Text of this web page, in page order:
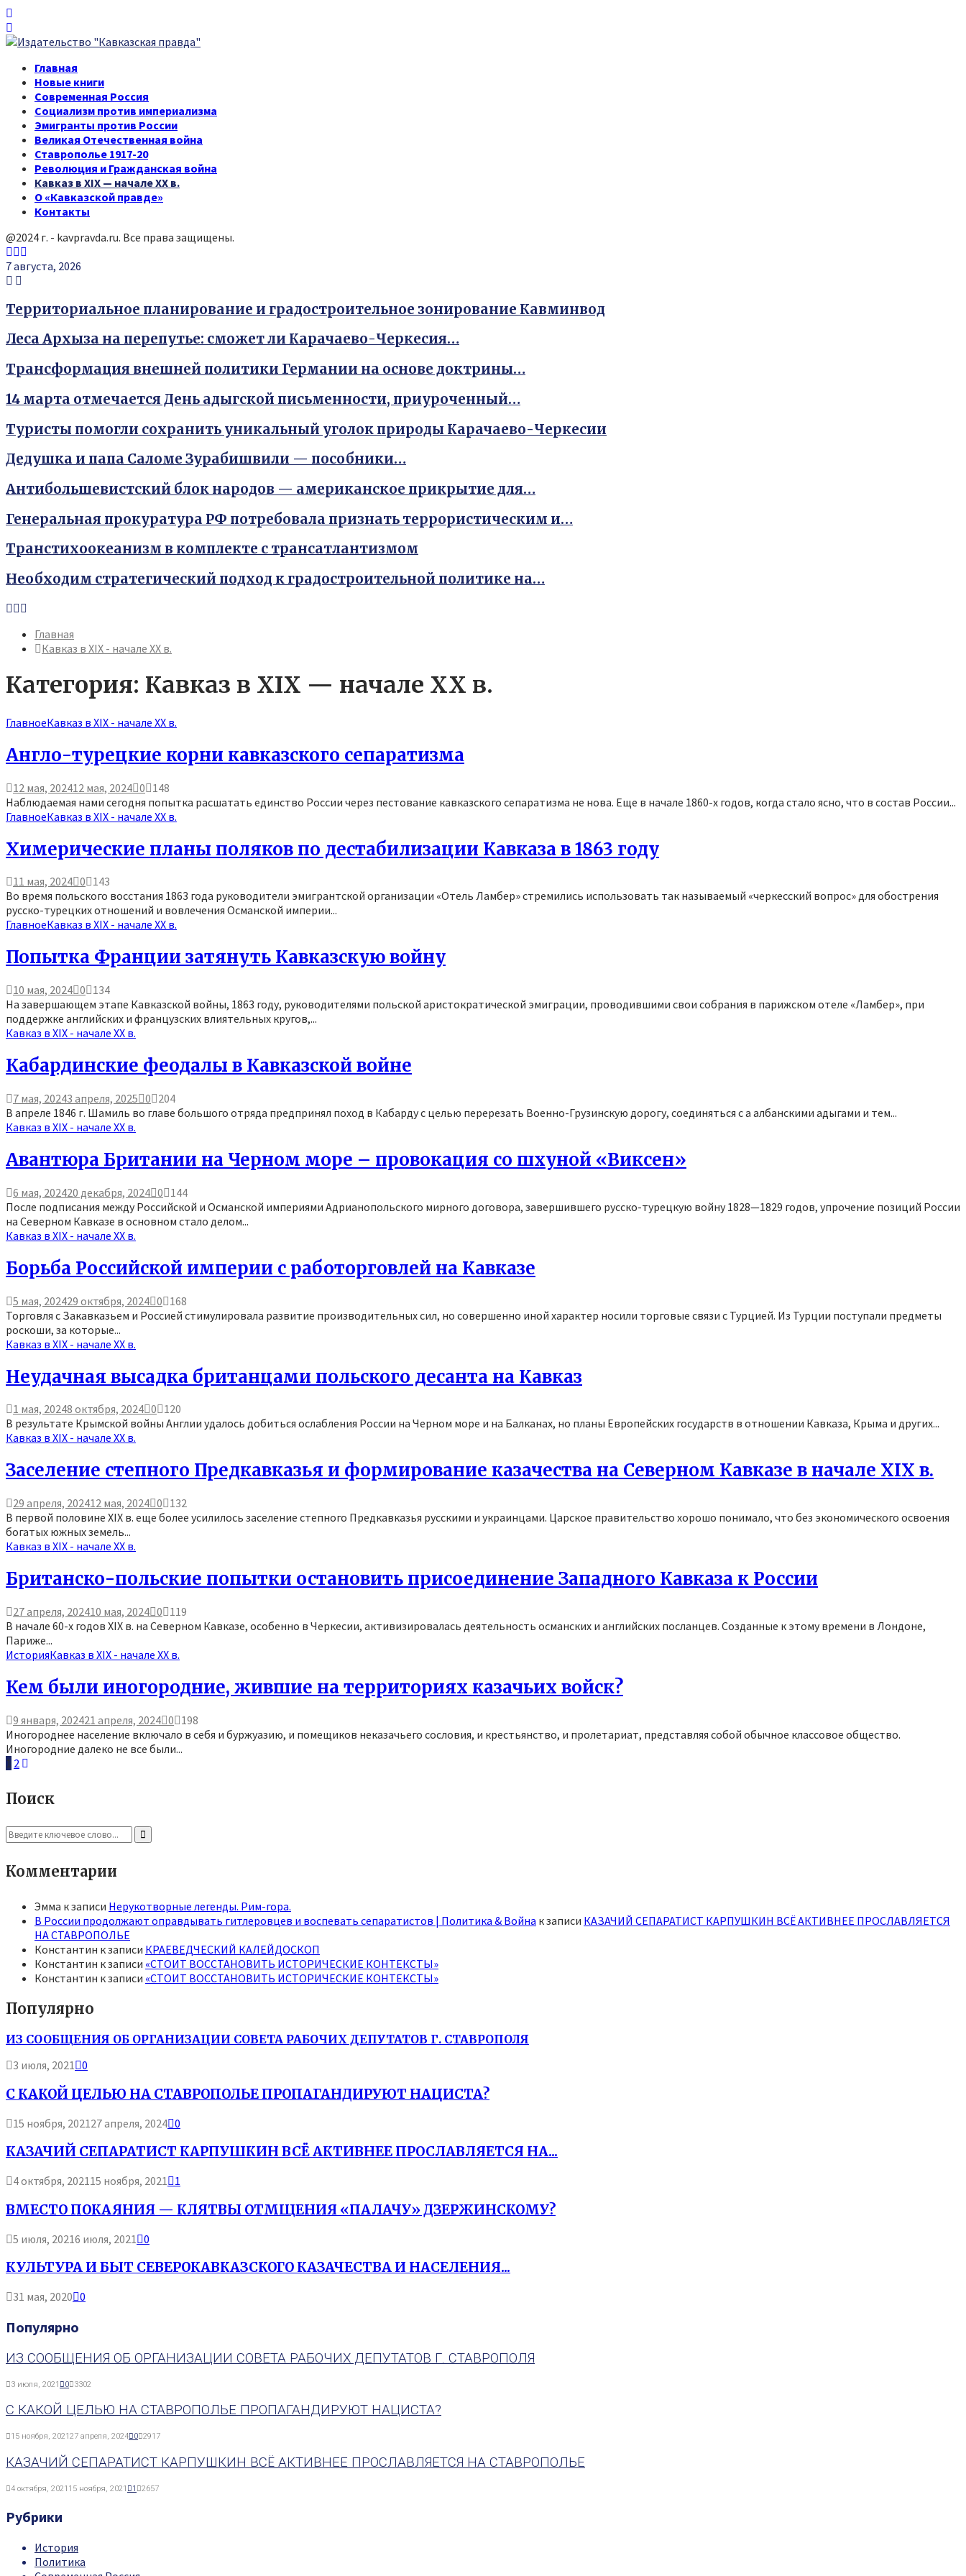
Главная
Новые книги
Современная Россия
Социализм против империализма
Эмигранты против России
Великая Отечественная война
Ставрополье 1917-20
Революция и Гражданская война
Кавказ в XIX — начале XX в.
О «Кавказской правде»
Контакты
@2024 г. - kavpravda.ru. Все права защищены.
Youtube
Vk
7 августа, 2026
Территориальное планирование и градостроительное зонирование Кавминвод
Леса Архыза на перепутье: сможет ли Карачаево-Черкесия…
Трансформация внешней политики Германии на основе доктрины…
14 марта отмечается День адыгской письменности, приуроченный…
Туристы помогли сохранить уникальный уголок природы Карачаево-Черкесии
Дедушка и папа Саломе Зурабишвили — пособники…
Антибольшевистский блок народов — американское прикрытие для…
Генеральная прокуратура РФ потребовала признать террористическим и…
Транстихоокеанизм в комплекте с трансатлантизмом
Необходим стратегический подход к градостроительной политике на…
Youtube
Vk
Главная
Кавказ в XIX - начале XX в.
Категория: Кавказ в XIX — начале XX в.
ГлавноеКавказ в XIX - начале XX в.
Англо-турецкие корни кавказского сепаратизма
12 мая, 202412 мая, 2024 0 148
Наблюдаемая нами сегодня попытка расшатать единство России через пестование кавказского сепаратизма не нова. Еще в начале 1860-х годов, когда стало ясно, что в состав России...
ГлавноеКавказ в XIX - начале XX в.
Химерические планы поляков по дестабилизации Кавказа в 1863 году
11 мая, 2024 0 143
Во время польского восстания 1863 года руководители эмигрантской организации «Отель Ламбер» стремились использовать так называемый «черкесский вопрос» для обострения
русско-турецких отношений и вовлечения Османской империи...
ГлавноеКавказ в XIX - начале XX в.
Попытка Франции затянуть Кавказскую войну
10 мая, 2024 0 134
На завершающем этапе Кавказской войны, 1863 году, руководителями польской аристократической эмиграции, проводившими свои собрания в парижском отеле «Ламбер», при
поддержке английских и французских влиятельных кругов,...
Кавказ в XIX - начале XX в.
Кабардинские феодалы в Кавказской войне
7 мая, 20243 апреля, 2025 0 204
В апреле 1846 г. Шамиль во главе большого отряда предпринял поход в Кабарду с целью перерезать Военно-Грузинскую дорогу, соединяться с а албанскими адыгами и тем...
Кавказ в XIX - начале XX в.
Авантюра Британии на Черном море – провокация со шхуной «Виксен»
6 мая, 202420 декабря, 2024 0 144
После подписания между Российской и Османской империями Адрианопольского мирного договора, завершившего русско-турецкую войну 1828—1829 годов, упрочение позиций России
на Северном Кавказе в основном стало делом...
Кавказ в XIX - начале XX в.
Борьба Российской империи с работорговлей на Кавказе
5 мая, 202429 октября, 2024 0 168
Торговля с Закавказьем и Россией стимулировала развитие производительных сил, но совершенно иной характер носили торговые связи с Турцией. Из Турции поступали предметы
роскоши, за которые...
Кавказ в XIX - начале XX в.
Неудачная высадка британцами польского десанта на Кавказ
1 мая, 20248 октября, 2024 0 120
В результате Крымской войны Англии удалось добиться ослабления России на Черном море и на Балканах, но планы Европейских государств в отношении Кавказа, Крыма и других...
Кавказ в XIX - начале XX в.
Заселение степного Предкавказья и формирование казачества на Северном Кавказе в начале XIX в.
29 апреля, 202412 мая, 2024 0 132
В первой половине XIX в. еще более усилилось заселение степного Предкавказья русскими и украинцами. Царское правительство хорошо понимало, что без экономического освоения
богатых южных земель...
Кавказ в XIX - начале XX в.
Британско-польские попытки остановить присоединение Западного Кавказа к России
27 апреля, 202410 мая, 2024 0 119
В начале 60-х годов XIX в. на Северном Кавказе, особенно в Черкесии, активизировалась деятельность османских и английских посланцев. Созданные к этому времени в Лондоне,
Париже...
ИсторияКавказ в XIX - начале XX в.
Кем были иногородние, жившие на территориях казачьих войск?
9 января, 202421 апреля, 2024 0 198
Иногороднее население включало в себя и буржуазию, и помещиков неказачьего сословия, и крестьянство, и пролетариат, представляя собой обычное классовое общество.
Иногородние далеко не все были...
Пагинация
записей
1 2
Поиск
Search
for:
Search
Комментарии
Эмма к записи Нерукотворные легенды. Рим-гора.
В России продолжают оправдывать гитлеровцев и воспевать сепаратистов | Политика & Война к записи КАЗАЧИЙ СЕПАРАТИСТ КАРПУШКИН ВСЁ АКТИВНЕЕ ПРОСЛАВЛЯЕТСЯ
НА СТАВРОПОЛЬЕ
Константин к записи КРАЕВЕДЧЕСКИЙ КАЛЕЙДОСКОП
Константин к записи «СТОИТ ВОССТАНОВИТЬ ИСТОРИЧЕСКИЕ КОНТЕКСТЫ»
Константин к записи «СТОИТ ВОССТАНОВИТЬ ИСТОРИЧЕСКИЕ КОНТЕКСТЫ»
Популярно
ИЗ СООБЩЕНИЯ ОБ ОРГАНИЗАЦИИ СОВЕТА РАБОЧИХ ДЕПУТАТОВ Г. СТАВРОПОЛЯ
3 июля, 2021 0
С КАКОЙ ЦЕЛЬЮ НА СТАВРОПОЛЬЕ ПРОПАГАНДИРУЮТ НАЦИСТА?
15 ноября, 2021 27 апреля, 2024 0
КАЗАЧИЙ СЕПАРАТИСТ КАРПУШКИН ВСЁ АКТИВНЕЕ ПРОСЛАВЛЯЕТСЯ НА...
4 октября, 202115 ноября, 2021 1
ВМЕСТО ПОКАЯНИЯ — КЛЯТВЫ ОТМЩЕНИЯ «ПАЛАЧУ» ДЗЕРЖИНСКОМУ?
5 июля, 20216 июля, 2021 0
КУЛЬТУРА И БЫТ СЕВЕРОКАВКАЗСКОГО КАЗАЧЕСТВА И НАСЕЛЕНИЯ...
31 мая, 2020 0
Популярно
ИЗ СООБЩЕНИЯ ОБ ОРГАНИЗАЦИИ СОВЕТА РАБОЧИХ ДЕПУТАТОВ Г. СТАВРОПОЛЯ
3 июля, 2021 0 3302
С КАКОЙ ЦЕЛЬЮ НА СТАВРОПОЛЬЕ ПРОПАГАНДИРУЮТ НАЦИСТА?
15 ноября, 2021 27 апреля, 2024 0 2917
КАЗАЧИЙ СЕПАРАТИСТ КАРПУШКИН ВСЁ АКТИВНЕЕ ПРОСЛАВЛЯЕТСЯ НА СТАВРОПОЛЬЕ
4 октября, 2021 15 ноября, 2021 1 2657
Рубрики
История
Политика